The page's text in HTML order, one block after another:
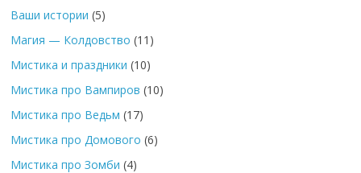
Ваши истории (5)
Магия — Колдовство (11)
Мистика и праздники (10)
Мистика про Вампиров (10)
Мистика про Ведьм (17)
Мистика про Домового (6)
Мистика про Зомби (4)